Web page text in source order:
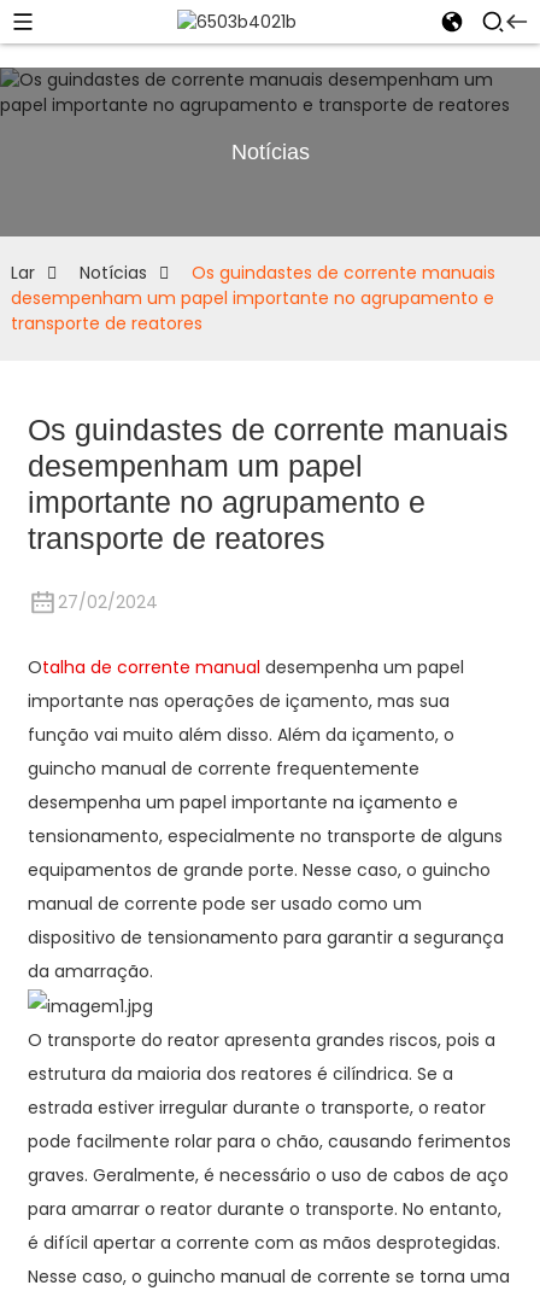
Notícias
Lar Notícias
Os guindastes de corrente manuais
desempenham um papel importante no agrupamento e
transporte de reatores
Os guindastes de corrente manuais
desempenham um papel
importante no agrupamento e
transporte de reatores
27/02/2024
Otalha de corrente manual desempenha um papel
importante nas operações de içamento, mas sua
função vai muito além disso. Além da içamento, o
guincho manual de corrente frequentemente
desempenha um papel importante na içamento e
tensionamento, especialmente no transporte de alguns
equipamentos de grande porte. Nesse caso, o guincho
manual de corrente pode ser usado como um
dispositivo de tensionamento para garantir a segurança
da amarração.
O transporte do reator apresenta grandes riscos, pois a
estrutura da maioria dos reatores é cilíndrica. Se a
estrada estiver irregular durante o transporte, o reator
pode facilmente rolar para o chão, causando ferimentos
graves. Geralmente, é necessário o uso de cabos de aço
para amarrar o reator durante o transporte. No entanto,
é difícil apertar a corrente com as mãos desprotegidas.
Nesse caso, o guincho manual de corrente se torna uma